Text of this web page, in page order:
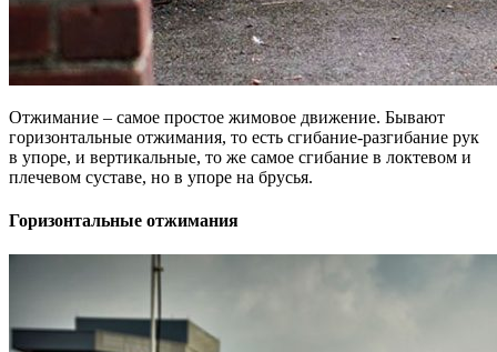
Отжимание – самое простое жимовое движение. Бывают
горизонтальные отжимания, то есть сгибание-разгибание рук
в упоре, и вертикальные, то же самое сгибание в локтевом и
плечевом суставе, но в упоре на брусья.
Горизонтальные отжимания